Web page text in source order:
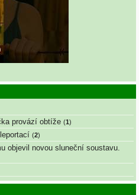
provází obtíže (1)
(2)
objevil novou sluneční soustavu.